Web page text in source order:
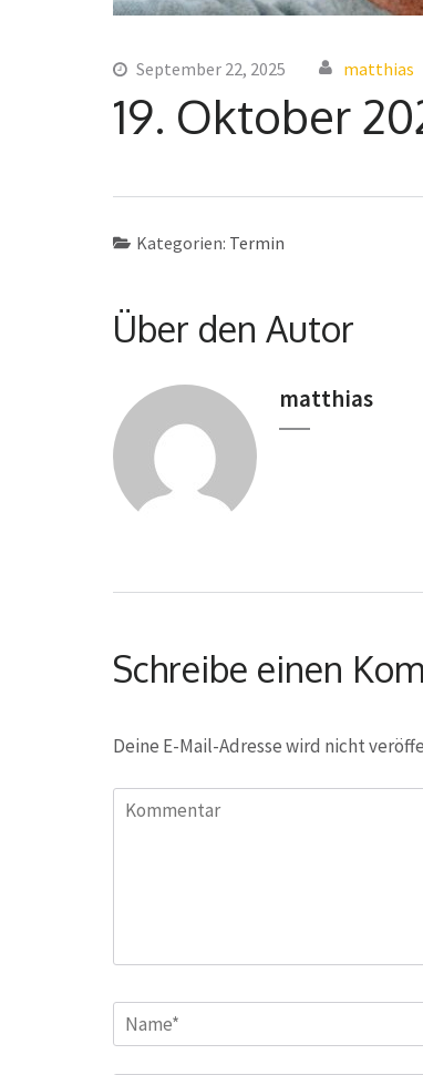
September 22, 2025 matthias
19. Oktober
Kategorien: Termin
Über den Autor
matthias
Schreibe einen
Deine E-Mail-Adresse wird nicht
Kommentar
Name*